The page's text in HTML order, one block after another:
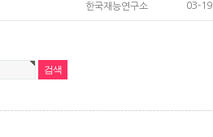
한국재능연구소 03-19